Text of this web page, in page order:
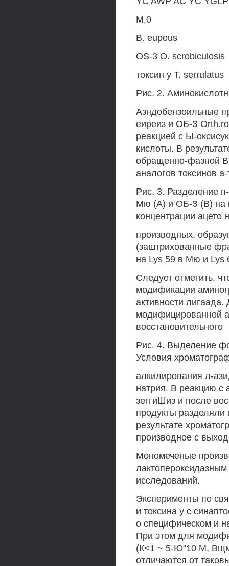
М,0
В. eupeus
OS-3 О. scrobiculosis
токсин y Т. serrulatus
Рис. 2.
Азндобензоильные
еиреиз и ОБ-З
реакцией с Ы-
кислоты. В
обращенно-фазной
аналогов токсинов
Рис. 3. Разделение
Мю (А) и ОБ-З (В) на
концентрации ацето
производных,
(заштрихованные
на Lys 59 в Мю и Lys
Следует отметить,
модификации
активности лигаада.
модифицированной
восстановительного
Рис. 4. Выделение
Условия
алкилирования л-
натрия. В реакцию с
зетгиШиз и после
продукты
результате
производное с
Мономеченые
исследований.
Эксперименты по
и токсина у с
о специфическом и
При этом для
(К<1 ~ 5-Ю"10 М, Вщм
отличаются от